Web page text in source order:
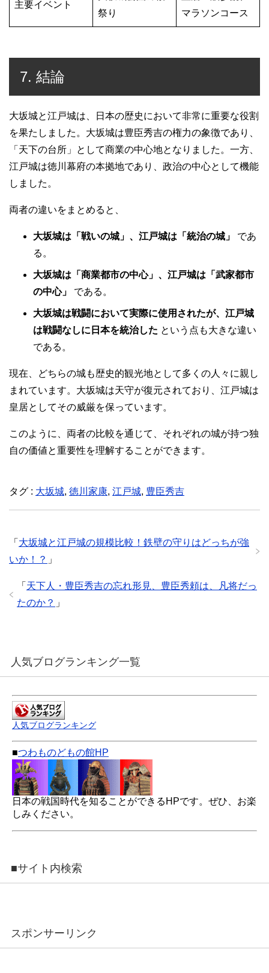
主要イベント
祭り
マラソンコース
7. 結論
大坂城と江戸城は、日本の歴史において非常に重要な役割
を果たしました。大坂城は豊臣秀吉の権力の象徴であり、
「天下の台所」として商業の中心地となりました。一方、
江戸城は徳川幕府の本拠地であり、政治の中心として機能
しました。
両者の違いをまとめると、
大坂城は「戦いの城」、江戸城は「統治の城」
であ
る。
大坂城は「商業都市の中心」、江戸城は「武家都市
の中心」
である。
大坂城は戦闘において実際に使用されたが、江戸城
は戦闘なしに日本を統治した という点も大きな違い
である。
現在、どちらの城も歴史的観光地として多くの人々に親し
まれています。大坂城は天守が復元されており、江戸城は
皇居としてその威厳を保っています。
このように、両者の比較を通じて、それぞれの城が持つ独
自の価値と重要性を理解することができます。
タグ : 大坂城, 徳川家康, 江戸城, 豊臣秀吉
「 大坂城と江戸城の規模比較！鉄壁の守りはどっちが強
いか！？ 」
「 天下人・豊臣秀吉の忘れ形見、豊臣秀頼は、凡将だっ
たのか？ 」
人気ブログランキング一覧
人気ブログランキング
■つわものどもの館HP
日本の戦国時代を知ることができるHPです。ぜひ、お楽
しみください。
■サイト内検索
スポンサーリンク